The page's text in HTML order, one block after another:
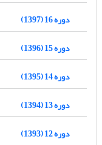
دوره 16 (1397)
دوره 15 (1396)
دوره 14 (1395)
دوره 13 (1394)
دوره 12 (1393)